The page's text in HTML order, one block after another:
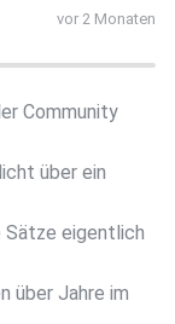
vor 2 Monaten
Community
über ein
Sätze eigentlich
über Jahre im